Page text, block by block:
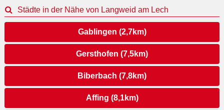
Städte in der Nähe von Langweid am Lech
Gablingen (2,7km)
Gersthofen (7,5km)
Biberbach (7,8km)
Affing (8,1km)